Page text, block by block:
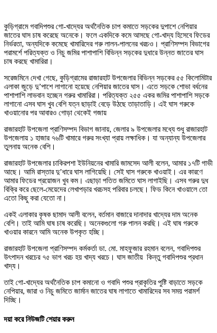
কুড়িগ্রামে গবাদিপশুর গো-খাদ্যের অর্থনৈতিক চাপ কমাতে সড়কের দুপাশে নেপিয়ার
জাতের ঘাস চাষ করেছে অনেকে। ফলে একদিকে কমে আসছে গো-খাদ্য হিসেবে ফিডের
নির্ভরতা, অন্যদিকে কমেছে খামারিদের গরু লালন-পালনের খরচও। প্রাণিসম্পদ বিভাগের
পরামর্শে পরিত্যক্ত ও নিচু জমির পাশাপাশি বিভিন্ন সড়কের দুধারে উন্নত জাতের ঘাস
চাষ করছে খামারিরা।
সরেজমিনে দেখা গেছে, কুড়িগ্রামের রাজারহাট উপজেলার বিভিন্ন সড়কের ৫৫ কিলোমিটার
এলাকা জুড়ে দু’পাশে লাগানো হয়েছে নেপিয়ার জাতের ঘাস। এতে সড়কে শোভা বর্ধনের
পাশাপাশি লাভবান হচ্ছেন গরুর খামারিরা। পরিত্যক্ত ২৫৫ একর জমির পাশাপাশি সড়কে
লাগানো এসব ঘাস খুব বেশি যত্ন ছাড়াই বেড়ে উঠছে তাড়াতাড়ি। এই ঘাস গরুকে
খাওয়ানোর পর আবারও গোড়া থেকেই গজায়
রাজারহাট উপজেলা প্রাণিসম্পদ বিভাগ জানায়, জেলার ৯ উপজেলার মধ্যে শুধু রাজারহাট
উপজেলায় ১ হাজার ৭৬টি খামারে গরুর সংখ্যা প্রায় লক্ষাধিক। যা অন্যান্য উপজেলার
তুলনায় অনেক বেশি।
রাজারহাট উপজেলার চাকিরপশা ইউনিয়নের খামারি জামসেদ আলী বলেন, আমার ১৭টি গাভী
আছে। আমি রাস্তার দু’ধারে ঘাস লাগিয়েছি। সেই ঘাস গরুকে খাওয়াই। এর কারণে
আমার ফিডের প্রয়োজন খুব কম। এছাড়া পতিত জমিতে ঘাস লাগাইছি। এসব গরুর দুধ
বিক্রি করে ছেলে-মেয়েদের লেখাপড়ার খরচসহ পরিবার চলছে। ফিড কিনে খাওয়ালে তো
এতো কিছু করা যেতো না।
একই এলাকার কৃষক ছামাদ আলী বলেন, বর্তমান বাজারে দানাদার খাদ্যের দাম অনেক
বেশি। তাই আমি ঘাষ চাষ করেছি। অনেকগুলো গরু পালন করছি। এই ঘাষ গরুকে
খাওয়ার কারনে আমি অনেক উপকৃত হচ্ছি।
রাজারহাট উপজেলা প্রাণিসম্পদ কর্মকর্তা ডা. মো. মাহফুজার রহমান বলেন, গবাদিপশুর
উৎপাদন খরচের ৭৫ ভাগ খরচ হয় খাদ্য খরচে। ঘাস জাতীয় কিন্তু গবাদিপশুর প্রধান
খাদ্য।
তাই গো-খাদ্যের অর্থনৈতিক চাপ কমানো ও গবাদি পশুর প্রাকৃতির পুষ্টি বাড়াতে সড়কে
নেপিয়ার, জারা ও নিচু জমিতে জার্মান জাতের ঘাষ লাগাতে খামারিদের সব সময় পরামর্শ
দিচ্ছি।
দয়া করে নিউজটি শেয়ার করুন